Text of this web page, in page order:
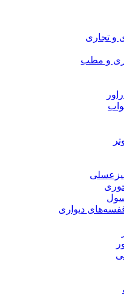
و تجاری
و مطب
دیواری